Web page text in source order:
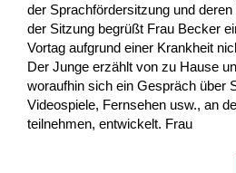
der Sprachfördersitzung und
der Sitzung begrüßt Frau Becker
Vortag aufgrund einer Krankheit
Der Junge erzählt von zu Hause
woraufhin sich ein Gespräch über
Videospiele, Fernsehen usw., an
teilnehmen, entwickelt. Frau